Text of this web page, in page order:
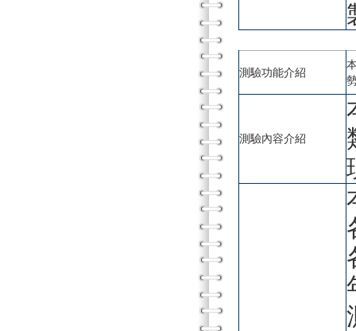
測驗功能介紹
測驗內容介紹